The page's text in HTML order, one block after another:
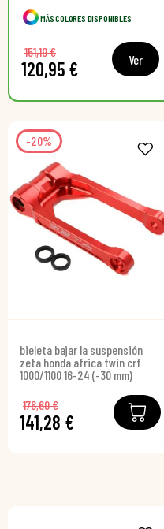
MÁS COLORES DISPONIBLES
120,95 €
151,19 € Ver
-20%
bieleta bajar la suspensión
zeta honda africa twin crf
1000/1100 16-24 (-30 mm)
141,28 €
176,60 €